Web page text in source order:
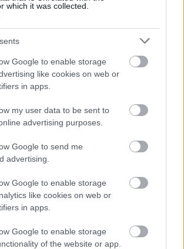
which it was collected.
Google to enable storage
like cookies on web or
in apps.
my user data to be sent to
advertising purposes.
Google to send me
advertising.
Google to enable storage
like cookies on web or
in apps.
Google to enable storage
of the website or app.
a korszerű légtechnika az
hatékonyság